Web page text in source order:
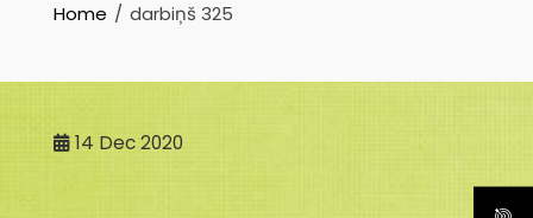
Home darbiņš 325
14 Dec 2020